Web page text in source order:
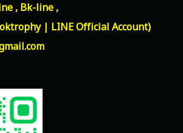
, Bk-line ,
| LINE Official Account)